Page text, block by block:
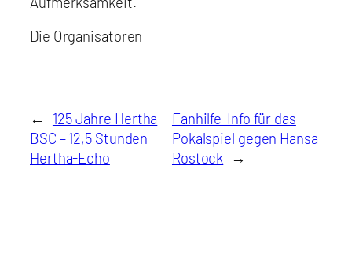
Die Organisatoren
←
125 Jahre Hertha
BSC – 12,5 Stunden
Hertha-Echo
Fanhilfe-Info für das
Pokalspiel gegen Hansa
Rostock
→